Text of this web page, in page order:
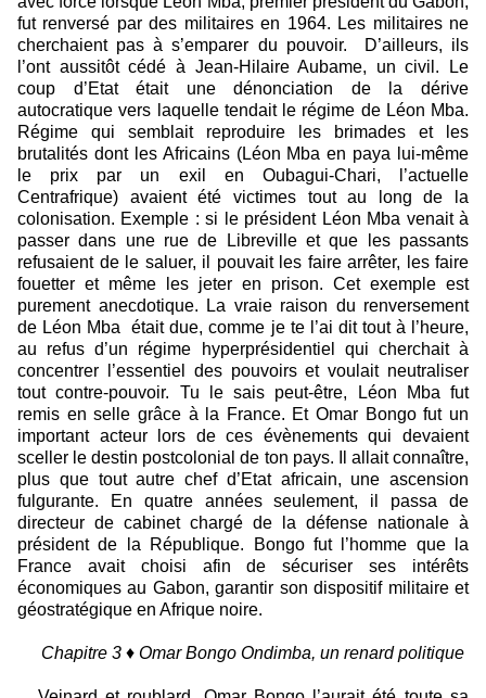
fut renversé par des militaires en 1964. Les militaires ne
cherchaient pas à s’emparer du pouvoir.
D’ailleurs, ils
l’ont aussitôt cédé à Jean-Hilaire Aubame, un civil. Le
coup d’Etat était une dénonciation de la dérive
autocratique vers laquelle tendait le régime de Léon Mba.
Régime qui semblait reproduire les brimades et les
brutalités dont les Africains (Léon Mba en paya lui-même
le prix par un exil en Oubagui-Chari, l’actuelle
Centrafrique) avaient été victimes tout au long de la
colonisation. Exemple : si le président Léon Mba venait à
passer dans une rue de Libreville et que les passants
refusaient de le saluer, il pouvait les faire arrêter, les faire
fouetter et même les jeter en prison. Cet exemple est
purement anecdotique. La vraie raison du renversement
de Léon Mba
était due, comme je te l’ai dit tout à l’heure,
au refus d’un régime hyperprésidentiel qui cherchait à
concentrer l’essentiel des pouvoirs et voulait neutraliser
tout contre-pouvoir. Tu le sais peut-être, Léon Mba fut
remis en selle grâce à la France. Et Omar Bongo fut un
important acteur lors de ces évènements qui devaient
sceller le destin postcolonial de ton pays. Il allait connaître,
plus que tout autre chef d’Etat africain, une ascension
fulgurante. En quatre années seulement, il passa de
directeur de cabinet chargé de la défense nationale à
président de la République. Bongo fut l’homme que la
France avait choisi afin de sécuriser ses intérêts
économiques au Gabon, garantir son dispositif militaire et
géostratégique en Afrique noire.
Chapitre 3 ♦ Omar Bongo Ondimba, un renard politique